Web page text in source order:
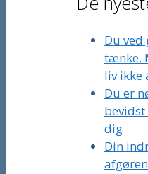
Du ved
tænke.
liv ikke
Du er
dig
Din